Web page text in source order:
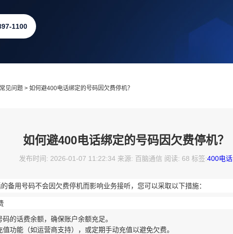
1100
常见问题 > 如何避400电话绑定的号码因欠费停机？
如何避400电话绑定的号码因欠费停机？
发布时间: 2026-01-07 11:22:34 来源: 百脑通信 阅读: 68 标签:400电话
备用号码不会因欠费停机而影响业务接听，您可以采取以下措施：
的话费余额，确保账户余额充足。
值功能（如运营商支持），或定期手动充值以避免欠费。